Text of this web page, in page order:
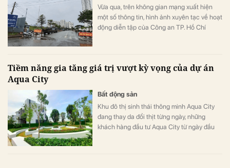
Vừa qua, trên không gian mạng xuất hiện
một số thông tin, hình ảnh xuyên tạc về hoạt
động diễn tập của Công an TP. Hồ Chí
điều tra, xử lý nghiêm theo quy định pháp
Tiềm năng gia tăng giá trị vượt kỳ vọng của dự án
Aqua City
Bất động sản
Khu đô thị sinh thái thông minh Aqua City
đang thay da đổi thịt từng ngày, những
khách hàng đầu tư Aqua City từ ngày đầu